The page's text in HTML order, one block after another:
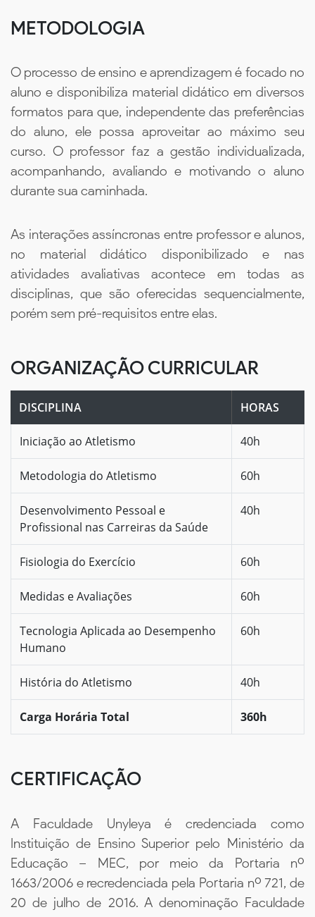
METODOLOGIA
O processo de ensino e aprendizagem é focado no
aluno e disponibiliza material didático em diversos
formatos para que, independente das preferências
do aluno, ele possa aproveitar ao máximo seu
curso. O professor faz a gestão individualizada,
acompanhando, avaliando e motivando o aluno
durante sua caminhada.
As interações assíncronas entre professor e alunos,
no material didático disponibilizado e nas
atividades avaliativas acontece em todas as
disciplinas, que são oferecidas sequencialmente,
porém sem pré-requisitos entre elas.
ORGANIZAÇÃO CURRICULAR
DISCIPLINA HORAS
Iniciação ao Atletismo 40h
Metodologia do Atletismo 60h
Desenvolvimento Pessoal e
Profissional nas Carreiras da Saúde
40h
Fisiologia do Exercício 60h
Medidas e Avaliações 60h
Tecnologia Aplicada ao Desempenho
Humano
60h
História do Atletismo 40h
Carga Horária Total 360h
CERTIFICAÇÃO
A Faculdade Unyleya é credenciada como
Instituição de Ensino Superior pelo Ministério da
Educação – MEC, por meio da Portaria nº
1663/2006 e recredenciada pela Portaria nº 721, de
20 de julho de 2016. A denominação Faculdade